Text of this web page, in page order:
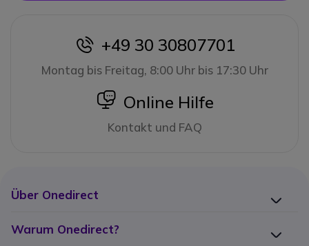
icon
+49 30 30807701
Montag bis Freitag, 8:00 Uhr bis 17:30 Uhr
icon
Online Hilfe
Kontakt und FAQ
Über Onedirect
Warum Onedirect?